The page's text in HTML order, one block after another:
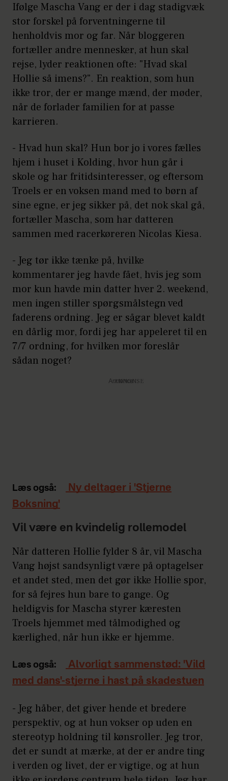
Ifølge Mascha Vang er der i dag stadigvæk
stor forskel på forventningerne til
henholdvis mor og far. Når bloggeren
fortæller andre mennesker, at hun skal
rejse, lyder reaktionen ofte: "Hvad skal
Hollie så imens?". En reaktion, som hun
ikke tror, der er mange mænd, der møder,
når de forlader familien for at passe
karrieren.
- Hvad hun skal? Hun bor jo i vores fælles
hjem i huset i Kolding, hvor hun går i
skole og har fritidsinteresser, og eftersom
Troels er en voksen mand med to børn af
sine egne, er jeg sikker på, det nok skal gå,
fortæller Mascha, som har datteren
sammen med racerkøreren Nicolas Kiesa.
- Jeg tør ikke tænke på, hvilke
kommentarer jeg havde fået, hvis jeg som
mor kun havde min datter hver 2. weekend,
men ingen stiller spørgsmålstegn ved
faderens ordning. Jeg er sågar blevet kaldt
en dårlig mor, fordi jeg har appeleret til en
7/7 ordning, for hvilken mor foreslår
sådan noget?
Annonce
Læs også:
Ny deltager i 'Stjerne
Boksning'
Vil være en kvindelig rollemodel
Når datteren Hollie fylder 8 år, vil Mascha
Vang højst sandsynligt være på optagelser
et andet sted, men det gør ikke Hollie spor,
for så fejres hun bare to gange. Og
heldigvis for Mascha styrer kæresten
Troels hjemmet med tålmodighed og
kærlighed, når hun ikke er hjemme.
Læs også:
Alvorligt sammenstød: 'Vild
med dans'-stjerne i hast på skadestuen
- Jeg håber, det giver hende et bredere
perspektiv, og at hun vokser op uden en
stereotyp holdning til kønsroller. Jeg tror,
det er sundt at mærke, at der er andre ting
i verden og livet, der er vigtige, og at hun